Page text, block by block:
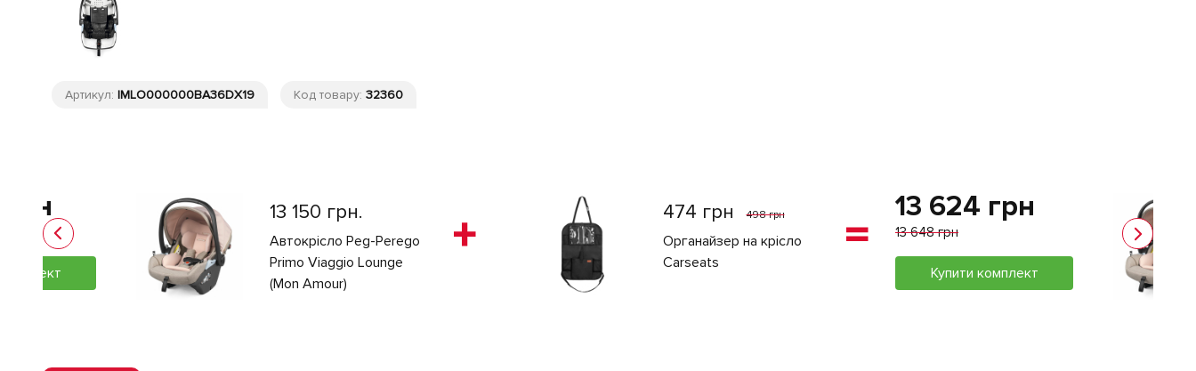
Артикул: IMLO000000BA36DX19 Код товару: 32360
13 150 грн.
Автокрісло Peg-Perego
Primo Viaggio Lounge
(Mon Amour)
474 грн 498 грн
Органайзер на крісло
Carseats
13 624 грн
13 648 грн
Купити комплект